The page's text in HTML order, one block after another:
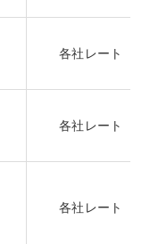
各社レート
各社レート
各社レート